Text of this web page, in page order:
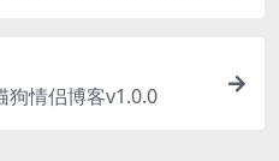
狗情侣博客v1.0.0